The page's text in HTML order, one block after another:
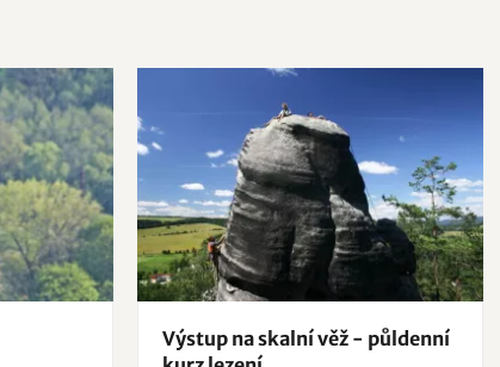
Výstup na skalní věž - půldenní